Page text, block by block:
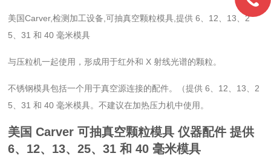
美国Carver,检测加工设备,可抽真空颗粒模具,提供 6、12、13、2
5、31 和 40 毫米模具
与压粒机一起使用，形成用于红外和 X 射线光谱的颗粒。
不锈钢模具包括一个用于真空源连接的配件。（提供 6、12、13、2
5、31 和 40 毫米模具。不建议在加热压力机中使用。
美国 Carver 可抽真空颗粒模具 仪器配件 提供
6、12、13、25、31 和 40 毫米模具